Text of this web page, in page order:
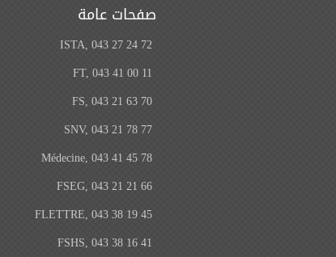
صفحات عامة
ISTA, 043 27 24 72
FT, 043 41 00 11
FS, 043 21 63 70
SNV, 043 21 78 77
Médecine, 043 41 45 78
FSEG, 043 21 21 66
FLETTRE, 043 38 19 45
FSHS, 043 38 16 41